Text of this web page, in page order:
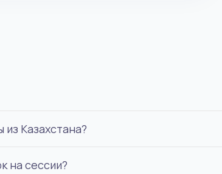
Казахстана?
на сессии?